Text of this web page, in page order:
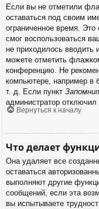
Если вы не отметили
оставаться под своим
ограниченное время. Это
смог воспользоваться
не приходилось вводить
можете отметить
конференцию. Не
компьютере, например в
т. д. Если пункт
администратор
Вернуться к началу
Что делает
Она удаляет все
оставаться
выполняют другие
сообщений, если эта
вы испытываете